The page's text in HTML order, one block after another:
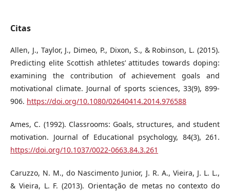
Citas
Allen, J., Taylor, J., Dimeo, P., Dixon, S., & Robinson, L. (2015).
Predicting elite Scottish athletes’ attitudes towards doping:
examining the contribution of achievement goals and
motivational climate. Journal of sports sciences, 33(9), 899-
906. https://doi.org/10.1080/02640414.2014.976588
Ames, C. (1992). Classrooms: Goals, structures, and student
motivation. Journal of Educational psychology, 84(3), 261.
https://doi.org/10.1037/0022-0663.84.3.261
Caruzzo, N. M., do Nascimento Junior, J. R. A., Vieira, J. L. L.,
& Vieira, L. F. (2013). Orientação de metas no contexto do